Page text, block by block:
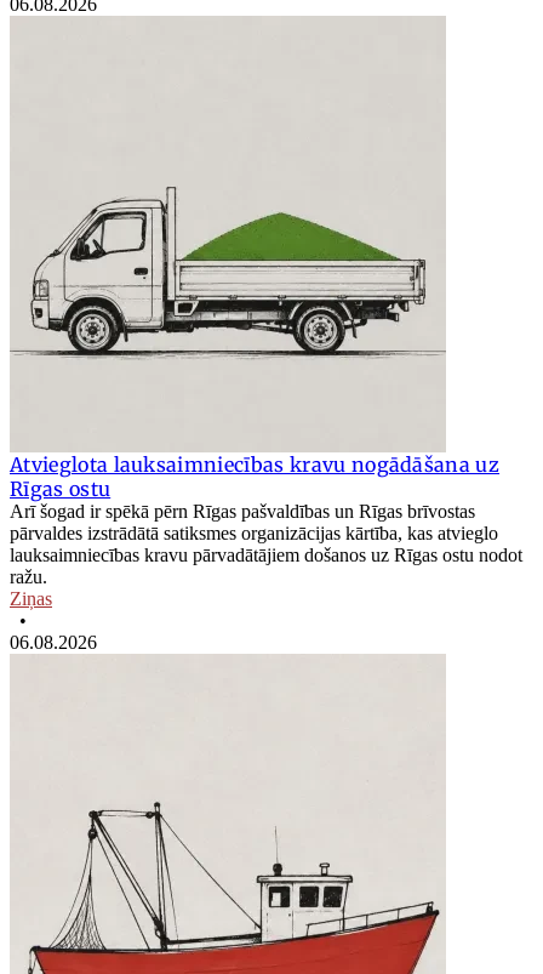
06.08.2026
Atvieglota lauksaimniecības kravu nogādāšana uz
Rīgas ostu
Arī šogad ir spēkā pērn Rīgas pašvaldības un Rīgas brīvostas
pārvaldes izstrādātā satiksmes organizācijas kārtība, kas atvieglo
lauksaimniecības kravu pārvadātājiem došanos uz Rīgas ostu nodot
ražu.
Ziņas
•
06.08.2026